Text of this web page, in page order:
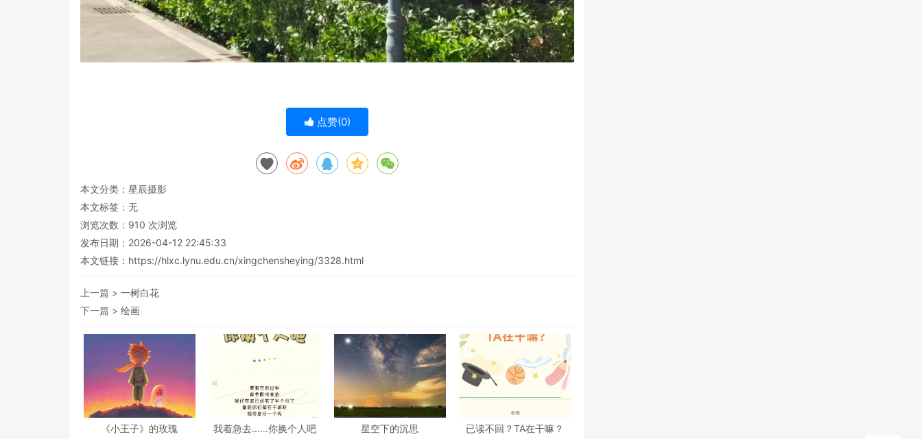
点赞(0)
本文分类： 星辰摄影
本文标签：无
浏览次数： 910 次浏览
发布日期：2026-04-12 22:45:33
本文链接： https://hlxc.lynu.edu.cn/xingchensheying/3328.html
上一篇 > 一树白花
下一篇 > 绘画
《小王子》的玫瑰 我着急去……你换个人吧 星空下的沉思 已读不回？TA在干嘛？